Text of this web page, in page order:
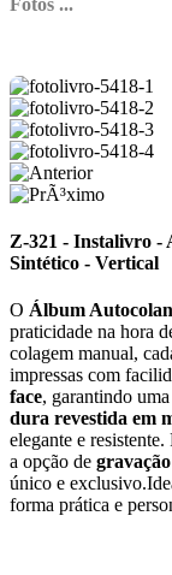
Z-321 - Instalivro -
Sintético - Vertical
O Álbum
praticidade na hora
colagem manual,
impressas com
face, garantindo
dura revestida em
elegante e
a opção de
único e
forma prática e